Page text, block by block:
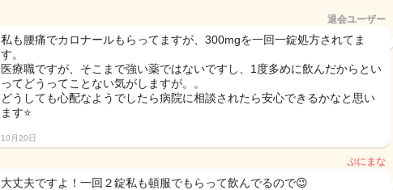
退会ユーザー
私も腰痛でカロナールもらってますが、300mgを一回一錠処方されてま
す。
医療職ですが、そこまで強い薬ではないですし、1度多めに飲んだからとい
ってどうってことない気がしますが。。
どうしても心配なようでしたら病院に相談されたら安心できるかなと思い
ます⭐️
10月20日
ぷにまな
大丈夫ですよ！一回２錠私も頓服でもらって飲んでるので😉